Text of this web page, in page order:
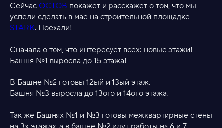
Сейчас ОСТОВ покажет и расскажет о том, что мы
успели сделать в мае на строительной площадке
STARK. Поехали!
Сначала о том, что интересует всех: новые этажи!
Башня №1 выросла до 15 этажа!
В Башне №2 готовы 12ый и 13ый этаж.
Башня №3 выросла до 13ого и 14ого этажа.
Так же Башнях №1 и №3 готовы межквартирные стены
на 3х этажах, а в башне №2 идут работы на 6 и 7